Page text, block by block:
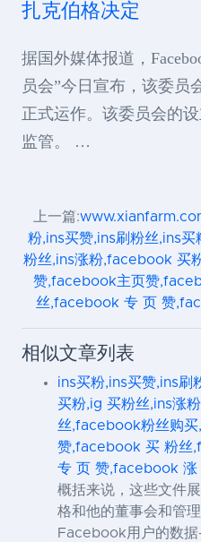
扎克伯格决定
据国外媒体报道，
员会”今日宣布，该委员
正式运作。该委员会的
监管。 …
上一篇:
粉,ins买赞,ins刷粉丝,ins
粉丝,ins涨粉,facebook 买
赞,facebook主页赞
丝,facebook 专 页 赞
相似文章列表
ins买粉,ins买赞,ins刷
买粉,ig 买粉丝,ins涨
丝,facebook粉丝购
赞,facebook 买 粉丝
专 页 赞,facebook 涨
概括来说，这些文件
格和他的董事会和管
Facebook用户的数